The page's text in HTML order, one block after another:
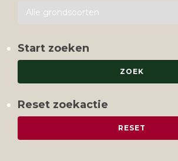
Start zoeken
Reset zoekactie